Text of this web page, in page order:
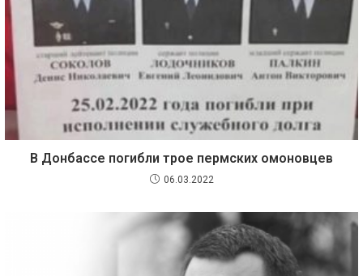
В Донбассе погибли трое пермских омоновцев
06.03.2022